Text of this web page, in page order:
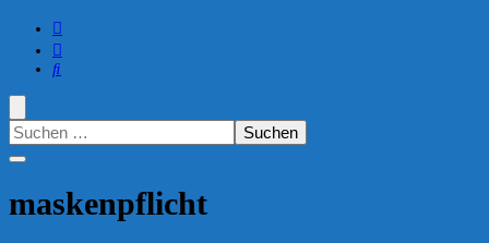
Suchen
nach:
maskenpflicht